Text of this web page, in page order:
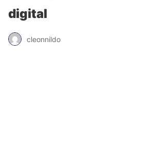
digital
cleonnildo